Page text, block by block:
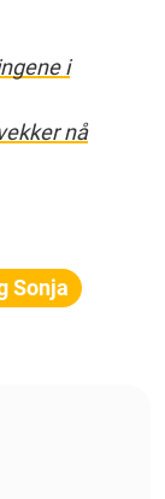
i
nå
Sonja